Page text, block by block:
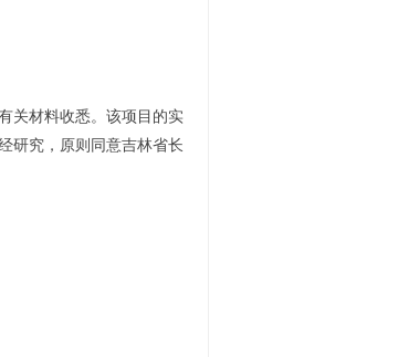
关材料收悉。 该项目的实
研究，原则同意吉林省长